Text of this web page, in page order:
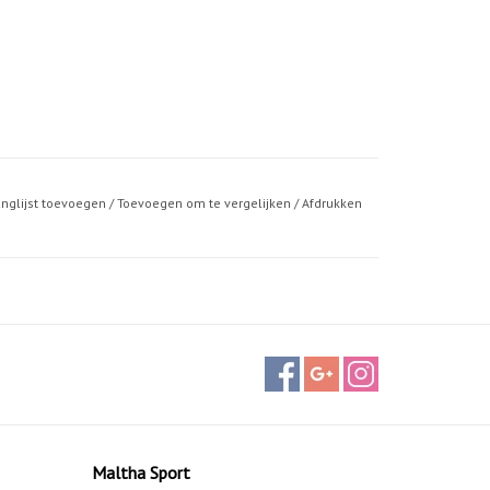
toevoegen /Toevoegen om te vergelijken /Afdrukken
Maltha Sport